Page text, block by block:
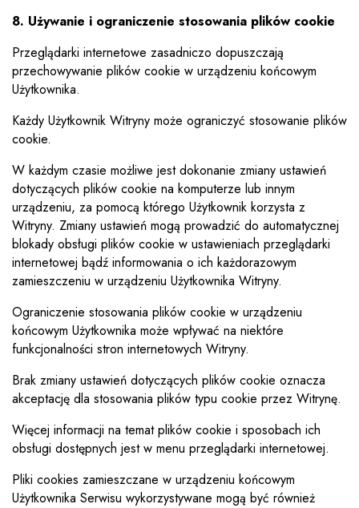
8. Używanie i ograniczenie stosowania plików cookie
Przeglądarki internetowe zasadniczo dopuszczają
przechowywanie plików cookie w urządzeniu końcowym
Użytkownika.
Każdy Użytkownik Witryny może ograniczyć stosowanie plików
cookie.
W każdym czasie możliwe jest dokonanie zmiany ustawień
dotyczących plików cookie na komputerze lub innym
urządzeniu, za pomocą którego Użytkownik korzysta z
Witryny. Zmiany ustawień mogą prowadzić do automatycznej
blokady obsługi plików cookie w ustawieniach przeglądarki
internetowej bądź informowania o ich każdorazowym
zamieszczeniu w urządzeniu Użytkownika Witryny.
Ograniczenie stosowania plików cookie w urządzeniu
końcowym Użytkownika może wpływać na niektóre
funkcjonalności stron internetowych Witryny.
Brak zmiany ustawień dotyczących plików cookie oznacza
akceptację dla stosowania plików typu cookie przez Witrynę.
Więcej informacji na temat plików cookie i sposobach ich
obsługi dostępnych jest w menu przeglądarki internetowej.
Pliki cookies zamieszczane w urządzeniu końcowym
Użytkownika Serwisu wykorzystywane mogą być również